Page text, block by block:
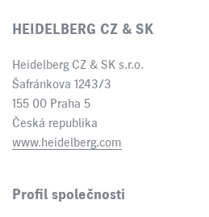
HEIDELBERG CZ & SK
Heidelberg CZ & SK s.r.o.
Šafránkova 1243/3
155 00 Praha 5
Česká republika
www.heidelberg.com
Profil společnosti